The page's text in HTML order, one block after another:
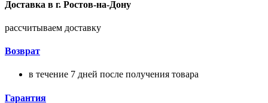
Доставка в г. Ростов-на-Дону
рассчитываем доставку
Возврат
в течение 7 дней после получения товара
Гарантия